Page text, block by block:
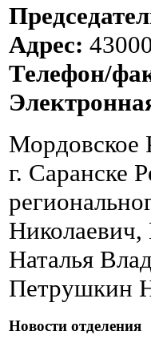
Адрес:
Телефон/
Мордовское
г. Саранске
Наталья
Петрушкин
Новости отделения